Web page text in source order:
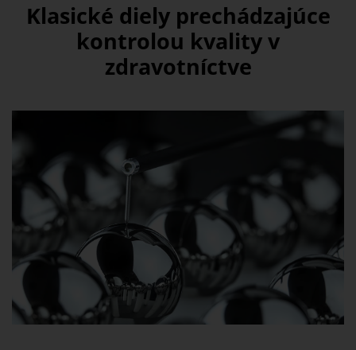
Klasické diely prechádzajúce
kontrolou kvality v
zdravotníctve